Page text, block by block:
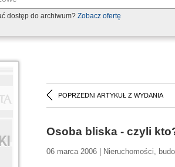
dostęp do archiwum? Zobacz ofertę
POPRZEDNI ARTYKUŁ Z WYDANIA
Osoba bliska - czyli
06 marca 2006 | Nieruchomości,